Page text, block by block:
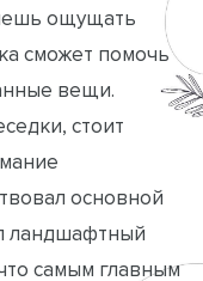
ощущать
сможет помочь
вещи.
стоит
основной
ландшафтный
самым главным